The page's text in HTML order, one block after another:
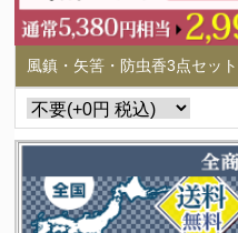
風鎮・矢筈・防虫香3点セット